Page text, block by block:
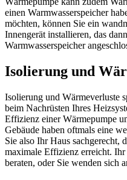
einen Warmwasserspeicher
möchten, können Sie ein
Innengerät installieren, das
Warmwasserspeicher
Isolierung und
Isolierung und Wärmeverluste
beim Nachrüsten Ihres
Effizienz einer Wärmepumpe
Gebäude haben oftmals eine
Sie also Ihr Haus sachgerecht,
maximale Effizienz erreicht.
beraten, oder Sie wenden sich